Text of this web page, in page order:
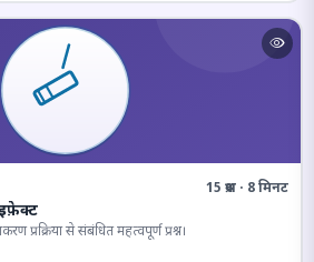
15 प्रश्न · 8 मिनट
प्रक्रिया से संबंधित महत्वपूर्ण प्रश्न।